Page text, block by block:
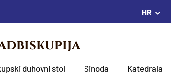
HR
duhovni stol Sinoda Katedrala